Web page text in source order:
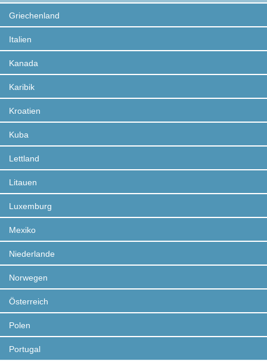
Griechenland
Italien
Kanada
Karibik
Kroatien
Kuba
Lettland
Litauen
Luxemburg
Mexiko
Niederlande
Norwegen
Österreich
Polen
Portugal